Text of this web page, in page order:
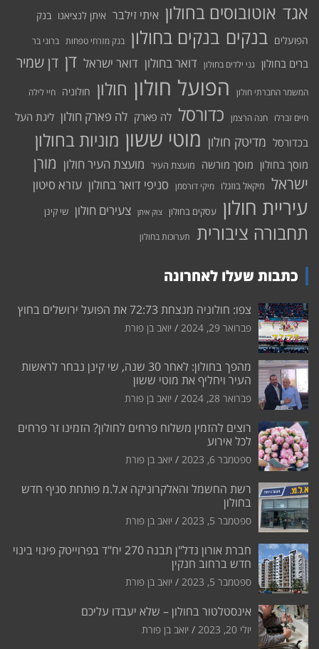
אגד אוטובוסים בחולון איתי זילבר איתן לנציאנו בנק
הפועלים בנקים בנקים בחולון בנק מזרחי טפחות ברוני בר
ברים בחולון גני ילדים בחולון דואר בחולון דואר ישראל דן דן שמיר
המשמר החברתי חולון הפועל חולון חולון חולוניה חיי לילה
חיים זברלו חנה הרצמן כדורסל לה פארק לה פארק חולון ליגת העל
בכדורסל מדיטק חולון מוטי ששון מוניות בחולון
מוסך בחולון מוסך מורשה מועצת העיר מועצת העיר חולון מורן
ישראל מיקאל בוזגלו מיקי דורסמן סניפי דואר בחולון עזרא סיטון
עיריית חולון עסקים בחולון צוק איתן צעירים חולון שי קינן
תחבורה ציבורית תערוכות בחולון
כתבות שעלו לאחרונה
צפו: חולוניה מנצחת 72:73 את הפועל ירושלים בחוץ
פברואר 29, 2024 יואב בן פורת
מהפך בחולון: לאחר 30 שנה, שי קינן נבחר לראשות
העיר ויחליף את מוטי ששון
פברואר 28, 2024 יואב בן פורת
רוצים להזמין משלוח פרחים לחולון? הזמינו זר פרחים
לכל אירוע
ספטמבר 6, 2023 יואב בן פורת
רשת החשמל והאלקרוניקה א.ל.מ פותחת סניף חדש
בחולון
ספטמבר 5, 2023 יואב בן פורת
חברת אורון נדל"ן תבנה 270 יח"ד בפרוייטק פינוי בינוי
חדש ברחוב חנקין
ספטמבר 5, 2023 יואב בן פורת
אינסטלטור בחולון – שלא יעבדו עליכם
יולי 20, 2023 יואב בן פורת